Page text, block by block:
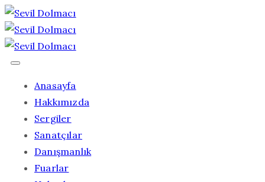
Anasayfa
Hakkımızda
Sergiler
Sanatçılar
Danışmanlık
Fuarlar